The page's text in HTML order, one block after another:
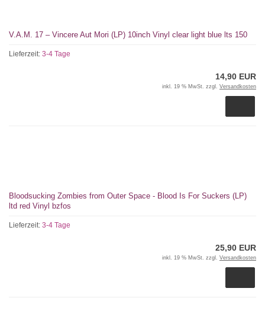
V.A.M. 17 – Vincere Aut Mori (LP) 10inch Vinyl clear light blue lts 150
Lieferzeit: 3-4 Tage
14,90 EUR
inkl. 19 % MwSt. zzgl. Versandkosten
Bloodsucking Zombies from Outer Space - Blood Is For Suckers (LP)
ltd red Vinyl bzfos
Lieferzeit: 3-4 Tage
25,90 EUR
inkl. 19 % MwSt. zzgl. Versandkosten